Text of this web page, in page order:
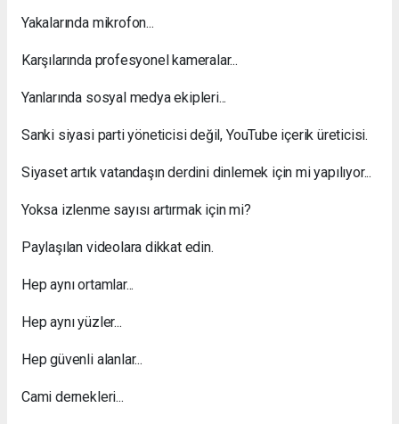
Yakalarında mikrofon...
Karşılarında profesyonel kameralar...
Yanlarında sosyal medya ekipleri...
Sanki siyasi parti yöneticisi değil, YouTube içerik üreticisi.
Siyaset artık vatandaşın derdini dinlemek için mi yapılıyor...
Yoksa izlenme sayısı artırmak için mi?
Paylaşılan videolara dikkat edin.
Hep aynı ortamlar...
Hep aynı yüzler...
Hep güvenli alanlar...
Cami dernekleri...